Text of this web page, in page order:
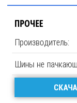
ПРОЧЕЕ
Производитель:
Шины не